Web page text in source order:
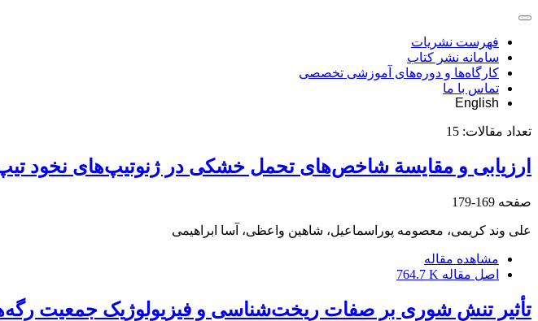
فهرست نشریات
سامانه نشر کتاب
کارگاه‌ها و دوره‌های آموزشی تخصصی
تماس با ما
English
تعداد مقالات: 15
ارزیابی و مقایسة شاخص‌های تحمل خشکی در ژنوتیپ‌های نخود
صفحه 169-179
علی وند کریمی، معصومه پوراسماعیل، شاهین واعظی، آسا ابراهیمی
مشاهده مقاله
اصل مقاله 764.7 K
تأثیر تنش شوری بر صفات ریخت‌شناسی و فیزیولوژیک جمعیت